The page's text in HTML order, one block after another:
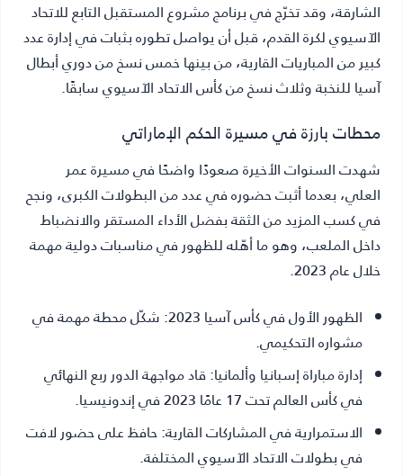
الشارقة، وقد تخرّج في برنامج مشروع المستقبل التابع للاتحاد
الآسيوي لكرة القدم، قبل أن يواصل تطوره بثبات في إدارة عدد
كبير من المباريات القارية، من بينها خمس نسخ من دوري أبطال
آسيا للنخبة وثلاث نسخ من كأس الاتحاد الآسيوي سابقًا.
محطات بارزة في مسيرة الحكم الإماراتي
شهدت السنوات الأخيرة صعودًا واضحًا في مسيرة عمر
العلي، بعدما أثبت حضوره في عدد من البطولات الكبرى، ونجح
في كسب المزيد من الثقة بفضل الأداء المستقر والانضباط
داخل الملعب، وهو ما أهّله للظهور في مناسبات دولية مهمة
خلال عام 2023.
الظهور الأول في كأس آسيا 2023:
شكّل محطة مهمة في
مشواره التحكيمي.
إدارة مباراة إسبانيا وألمانيا:قاد مواجهة الدور ربع النهائي
في كأس العالم تحت 17 عامًا 2023 في إندونيسيا.
الاستمرارية في المشاركات القارية:حافظ على حضور لافت
في بطولات الاتحاد الآسيوي المختلفة.